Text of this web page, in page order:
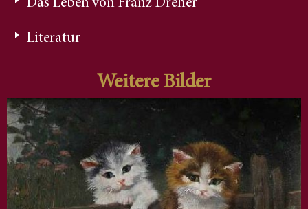
Das Leben von Franz Dreher
Literatur
Weitere Bilder